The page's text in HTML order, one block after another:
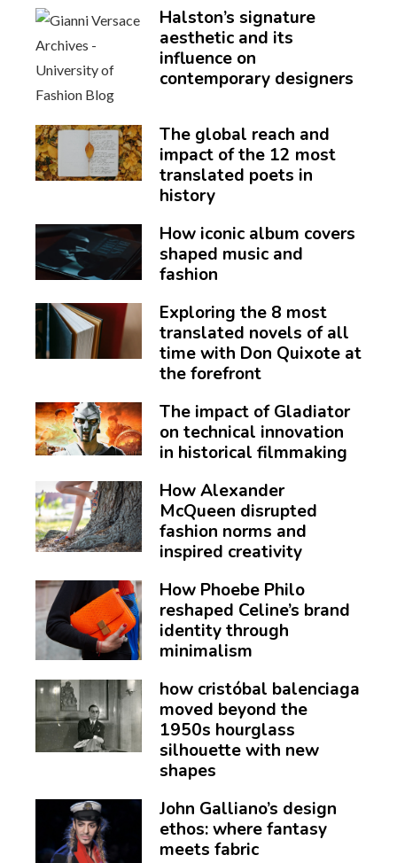
Halston’s signature
aesthetic and its
influence on
contemporary designers
The global reach and
impact of the 12 most
translated poets in
history
How iconic album covers
shaped music and
fashion
Exploring the 8 most
translated novels of all
time with Don Quixote at
the forefront
The impact of Gladiator
on technical innovation
in historical filmmaking
How Alexander
McQueen disrupted
fashion norms and
inspired creativity
How Phoebe Philo
reshaped Celine’s brand
identity through
minimalism
how cristóbal balenciaga
moved beyond the
1950s hourglass
silhouette with new
shapes
John Galliano’s design
ethos: where fantasy
meets fabric